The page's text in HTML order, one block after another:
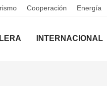
Cooperación Energía
INTERNACIONAL